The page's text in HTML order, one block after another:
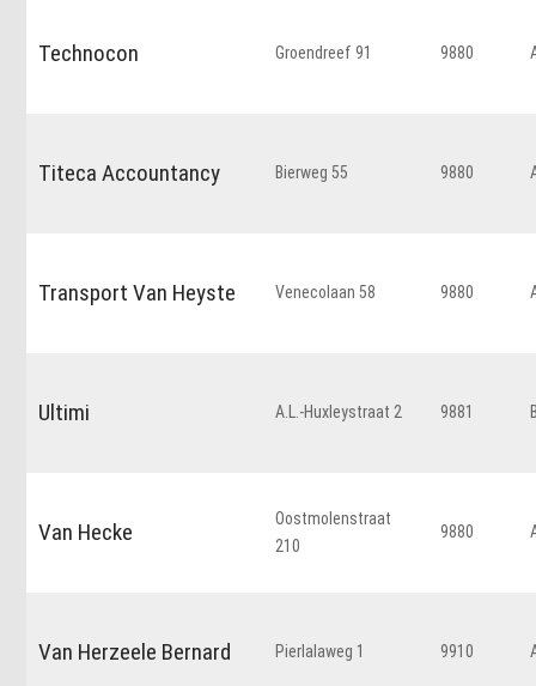
Technocon Groendreef 91 9880
Titeca Accountancy Bierweg 55 9880
Transport Van Heyste Venecolaan 58 9880
Ultimi A.L.-Huxleystraat 2 9881
Van Hecke
Oostmolenstraat
210
9880
Van Herzeele Bernard Pierlalaweg 1 9910